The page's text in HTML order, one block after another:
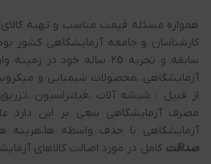
همواره مسئله قیمت مناسب و تهیه کالای
کارشناسان و جامعه آزمایشگاهی کشور
سابقه و تجربه 25 ساله خود
آزمایشگاهی ،محصولات شیمیایی و
از قبیل : شیشه آلات ،فیلتراسیون ،تزریق
مصرف آزمایشگاهی سعی بر این دارد
آزمایشگاهی با حذف واسطه ها،هزینه
صداقت کامل در مورد اصالت کالاهای